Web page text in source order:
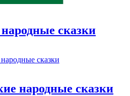
сказки
народные сказки